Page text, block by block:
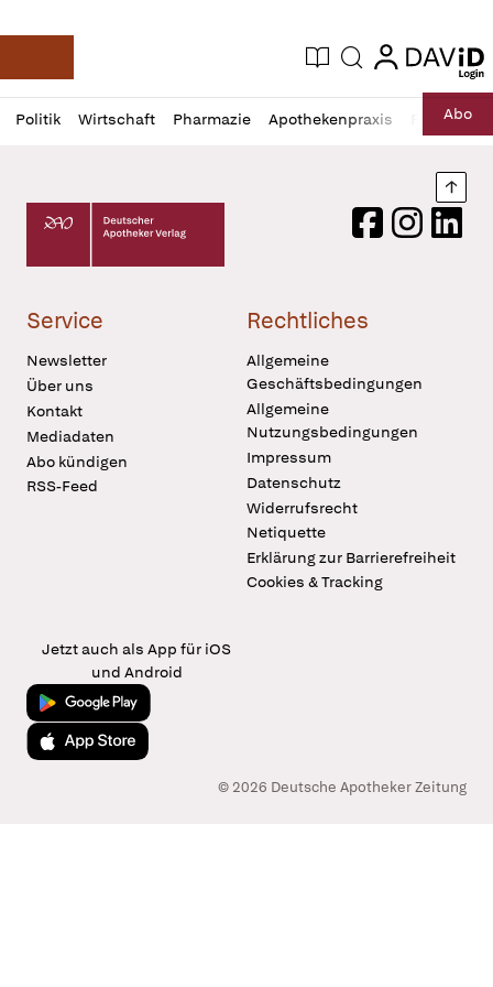
Deutsche Apotheker Zeitung
Aktuelle Ausgabe
Suche login
login
Politik Wirtschaft Pharmazie Apothekenpraxis RechtAbo
Profil
öffnen
Daz
Pur
Deutscher Apotheker Verlag Logo
FacebookInstagram
Service
Newsletter
Über uns
Kontakt
Mediadaten
Abo kündigen
RSS-Feed
Rechtliches
Allgemeine
Geschäftsbedingungen
Allgemeine
Nutzungsbedingungen
Impressum
Datenschutz
Widerrufsrecht
Netiquette
Erklärung zur Barrierefreiheit
Cookies & Tracking
Jetzt auch als App für iOS
und Android
Jetzt bei Google Play
Laden im App Store
© 2026 Deutsche Apotheker Zeitung